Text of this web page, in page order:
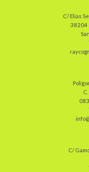
C/ Elías
38204
C/